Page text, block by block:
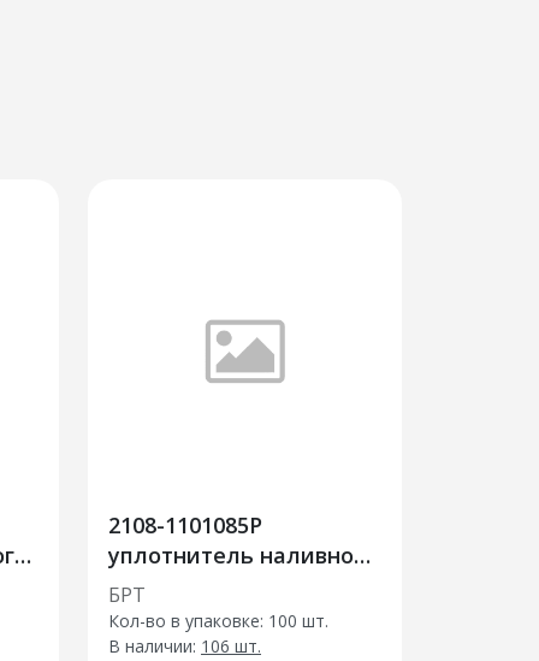
2108-1101085Р
уплотнитель наливной
трубы топлив.бака
БРТ
Кол-во в упаковке: 100 шт.
В наличии: 106 шт.